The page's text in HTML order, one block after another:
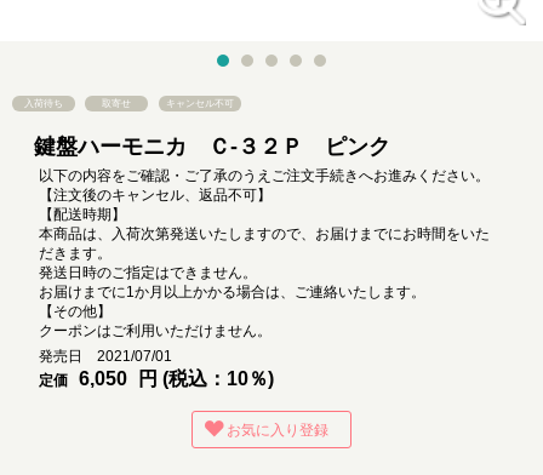
入荷待ち 取寄せ キャンセル不可
鍵盤ハーモニカ Ｃ‐３２Ｐ ピンク
以下の内容をご確認・ご了承のうえご注文手続きへお進みください。
【注文後のキャンセル、返品不可】
【配送時期】
本商品は、入荷次第発送いたしますので、お届けまでにお時間をいた
だきます。
発送日時のご指定はできません。
お届けまでに1か月以上かかる場合は、ご連絡いたします。
【その他】
クーポンはご利用いただけません。
発売日 2021/07/01
定価
6,050 円 (税込：10％)
お気に入り登録